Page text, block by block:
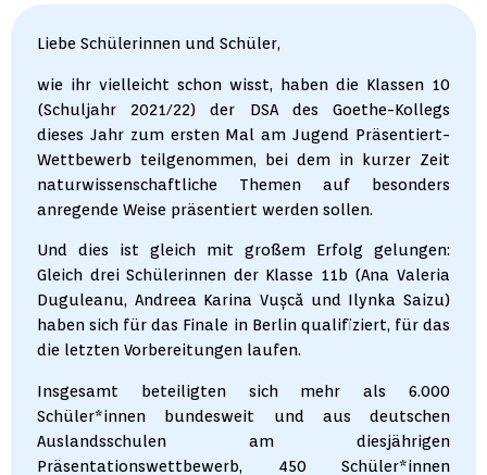
Liebe Schülerinnen und Schüler,
wie ihr vielleicht schon wisst, haben die Klassen 10
(Schuljahr 2021/22) der DSA des Goethe-Kollegs
dieses Jahr zum ersten Mal am Jugend Präsentiert-
Wettbewerb teilgenommen, bei dem in kurzer Zeit
naturwissenschaftliche Themen auf besonders
anregende Weise präsentiert werden sollen.
Und dies ist gleich mit großem Erfolg gelungen:
Gleich drei Schülerinnen der Klasse 11b (Ana Valeria
Duguleanu, Andreea Karina Vușcă und Ilynka Saizu)
haben sich für das Finale in Berlin qualifiziert, für das
die letzten Vorbereitungen laufen.
Insgesamt beteiligten sich mehr als 6.000
Schüler*innen bundesweit und aus deutschen
Auslandsschulen am diesjährigen
Präsentationswettbewerb, 450 Schüler*innen